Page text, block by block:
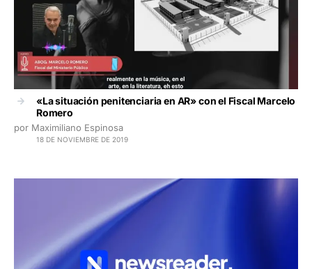
«La situación penitenciaria en AR» con el Fiscal Marcelo
Romero
por Maximiliano Espinosa
18 DE NOVIEMBRE DE 2019